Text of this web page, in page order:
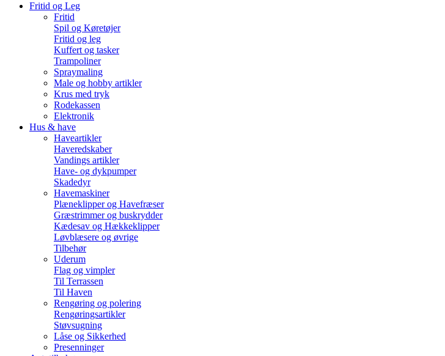
Fritid og Leg
Fritid
Spil og Køretøjer
Fritid og leg
Kuffert og tasker
Trampoliner
Spraymaling
Male og hobby artikler
Krus med tryk
Rodekassen
Elektronik
Hus & have
Haveartikler
Haveredskaber
Vandings artikler
Have- og dykpumper
Skadedyr
Havemaskiner
Plæneklipper og Havefræser
Græstrimmer og buskrydder
Kædesav og Hækkeklipper
Løvblæsere og øvrige
Tilbehør
Uderum
Flag og vimpler
Til Terrassen
Til Haven
Rengøring og polering
Rengøringsartikler
Støvsugning
Låse og Sikkerhed
Presenninger